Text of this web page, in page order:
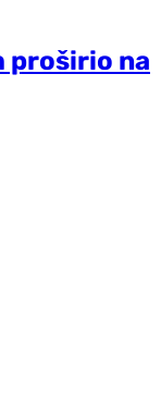
proširio na